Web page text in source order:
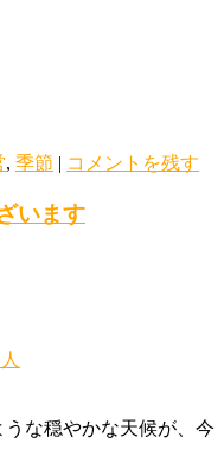
, 季節 | コメントを残す
います
な穏やかな天候が、今